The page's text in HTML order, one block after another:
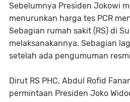
Sebelumnya Presiden Jokowi
menurunkan harga tes PCR
Sebagian rumah sakit (RS) di
melaksanakannya. Sebagian
setelah ada pengumuman
Dirut RS PHC, Abdul Rofid
permintaan Presiden Joko